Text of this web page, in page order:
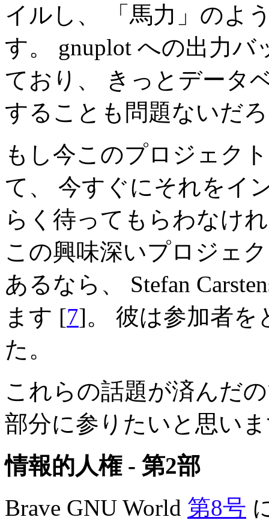
イルし、 「馬力」のよ
す。 gnuplot への出力
ており、 きっとデータ
することも問題ないだ
もし今このプロジェク
て、 今すぐにそれをイ
らく待ってもらわなけ
この興味深いプロジェ
あるなら、 Stefan
ます [7]。 彼は参加者を
た。
これらの話題が済んだ
部分に参りたいと思い
情報的人権 - 第2部
Brave GNU World 第8号